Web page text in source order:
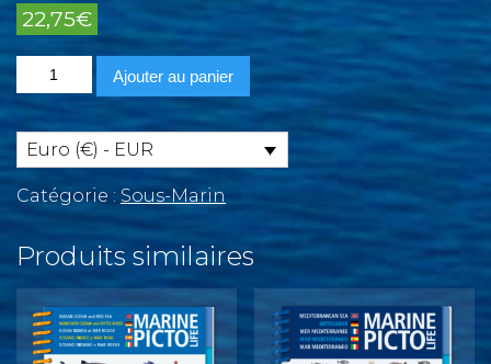
22,75€
quantité
Marine
Pictolife
Pacifique
Asiatique
Ajouter au panier
Euro (€) - EUR
Catégorie : Sous-Marin
Produits similaires